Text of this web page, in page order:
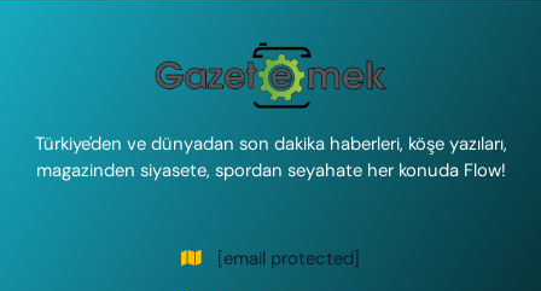
Türkiye'den ve dünyadan son dakika haberleri, köşe yazıları,
magazinden siyasete, spordan seyahate her konuda Flow!
[email protected]